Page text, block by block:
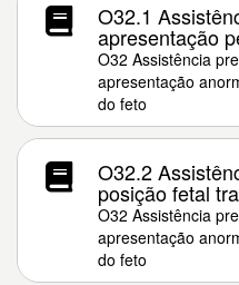
O32.1
apresentação
O32 Assistência
apresentação
do feto
O32.2
posição fetal
O32 Assistência
apresentação
do feto